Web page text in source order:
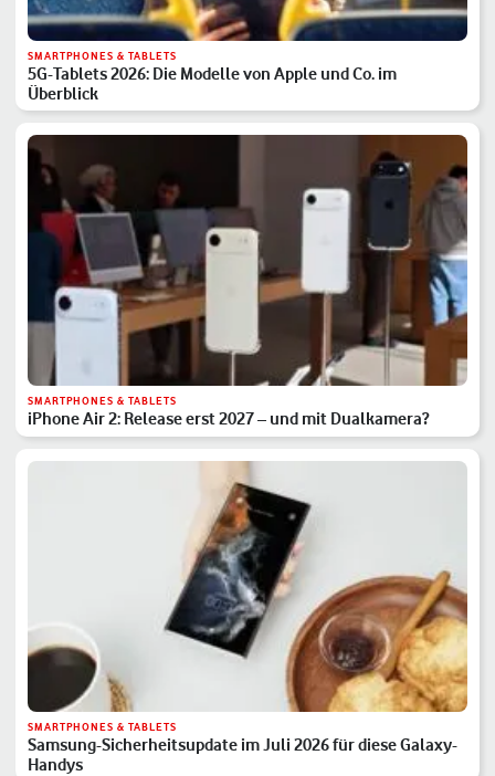
SMARTPHONES & TABLETS
5G-Tablets 2026: Die Modelle von Apple und Co. im
Überblick
SMARTPHONES & TABLETS
iPhone Air 2: Release erst 2027 – und mit Dualkamera?
SMARTPHONES & TABLETS
Samsung-Sicherheitsupdate im Juli 2026 für diese Galaxy-
Handys